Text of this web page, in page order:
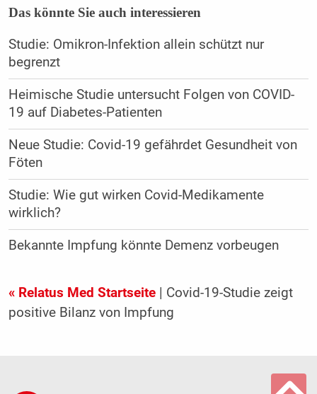
Das könnte Sie auch interessieren
Studie: Omikron-Infektion allein schützt nur
begrenzt
Heimische Studie untersucht Folgen von COVID-
19 auf Diabetes-Patienten
Neue Studie: Covid-19 gefährdet Gesundheit von
Föten
Studie: Wie gut wirken Covid-Medikamente
wirklich?
Bekannte Impfung könnte Demenz vorbeugen
« Relatus Med Startseite| Covid-19-Studie zeigt
positive Bilanz von Impfung